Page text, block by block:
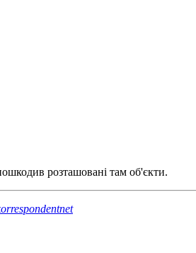
розташовані там об'єкти.